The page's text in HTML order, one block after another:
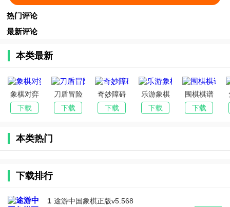
热门评论
最新评论
本类最新
象棋对弈
高手进阶
2026最新
下载
刀盾冒险
2026最新
版本
下载
奇妙障碍
大闯关
2026最新
下载
乐游象棋
2026最新
版本
下载
围棋棋谱
(围棋打谱
复盘工具)
下载
本类热门
下载排行
1 途游中国象棋正版v5.568